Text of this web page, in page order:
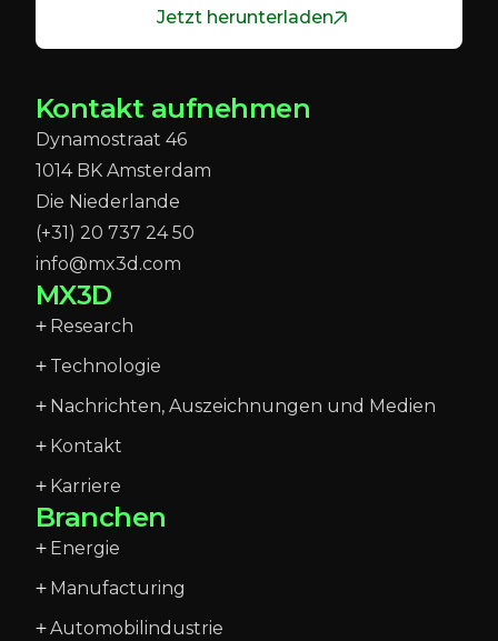
Jetzt herunterladen
Kontakt aufnehmen
Dynamostraat 46
1014 BK Amsterdam
Die Niederlande
(+31) 20 737 24 50
info@mx3d.com
MX3D
Research
Technologie
Nachrichten, Auszeichnungen und Medien
Kontakt
Karriere
Branchen
Energie
Manufacturing
Automobilindustrie